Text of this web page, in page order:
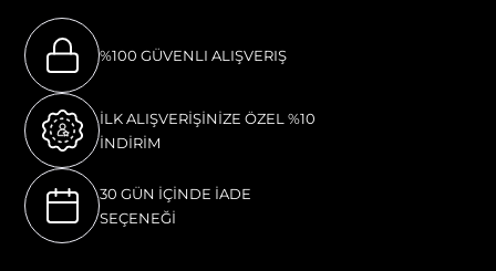
%100 GÜVENLI ALIŞVERIŞ
İLK ALIŞVERİŞİNİZE ÖZEL %10
İNDİRİM
30 GÜN İÇİNDE İADE
SEÇENEĞİ